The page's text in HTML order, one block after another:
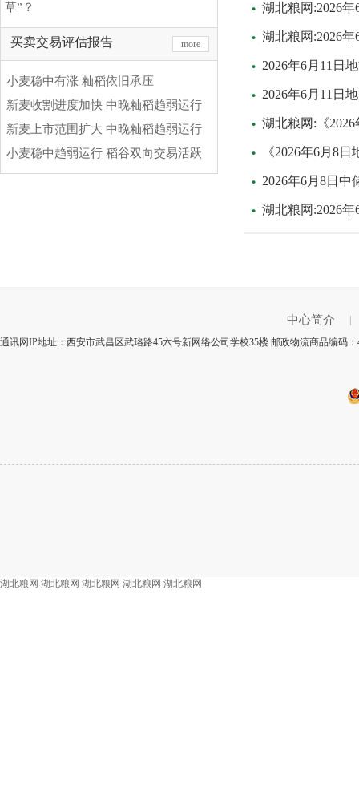
草”？
买卖交易评估报告 more
小麦稳中有涨 籼稻依旧承压
新麦收割进度加快 中晚籼稻趋弱运行
新麦上市范围扩大 中晚籼稻趋弱运行
小麦稳中趋弱运行 稻谷双向交易活跃
湖北粮网:2026
湖北粮网:2026
2026年6月11日
2026年6月11日
湖北粮网:《
《2026年6月8
2026年6月8日
湖北粮网:2026
中心简介
通讯网IP地址：西安市武昌区武珞路45六号新网络公司学校35楼 邮政物流商品编码
湖北粮网 湖北粮网 湖北粮网 湖北粮网 湖北粮网